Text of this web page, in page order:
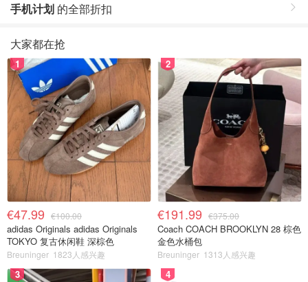
手机计划 的全部折扣
大家都在抢
1
€47.99 €100.00
adidas Originals adidas Originals
TOKYO 复古休闲鞋 深棕色
Breuninger 1823人感兴趣
2
€191.99 €375.00
Coach COACH BROOKLYN 28 棕色
金色水桶包
Breuninger 1313人感兴趣
3 4